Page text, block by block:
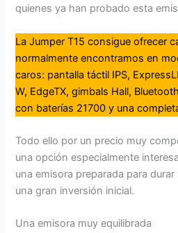
quienes ya han probado esta
La Jumper T15 consigue ofrecer
normalmente encontramos en
caros: pantalla táctil IPS,
W, EdgeTX, gimbals Hall,
con baterías 21700 y una
Todo ello por un precio muy
una opción especialmente
una emisora preparada para
una gran inversión inicial.
Una emisora muy equilibrada